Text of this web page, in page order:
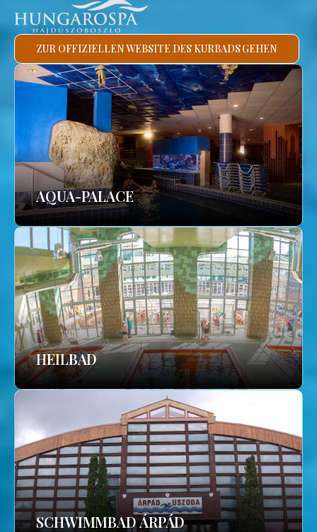
ZUR OFFIZIELLEN WEBSITE DES KURBADS GEHEN
AQUA-PALACE
HEILBAD
SCHWIMMBAD ÁRPÁD